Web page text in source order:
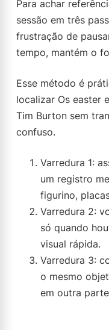
Para achar
sessão em três
frustração de
tempo, mantém o
Esse método é
localizar Os easter
Tim Burton sem
confuso.
Varredura 1:
um registro
figurino,
Varredura 2:
só quando
visual rápida.
Varredura 3:
o mesmo
em outra